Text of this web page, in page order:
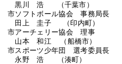
黒川 浩 （千葉市）
市ソフトボール協会 事務局長
田上 圭子 （印内町）
市アーチェリー協会 理事
山本 和江 （船橋市）
市スポーツ少年団 選考委員長
永野 浩 （湊町）